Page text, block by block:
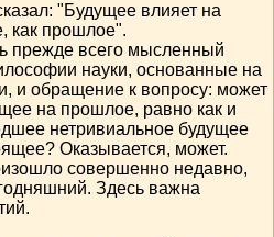
"Будущее влияет на
как прошлое".
прежде всего мысленный
науки, основанные на
и обращение к вопросу: может
на прошлое, равно как и
нетривиальное будущее
Оказывается, может.
совершенно недавно,
Здесь важна